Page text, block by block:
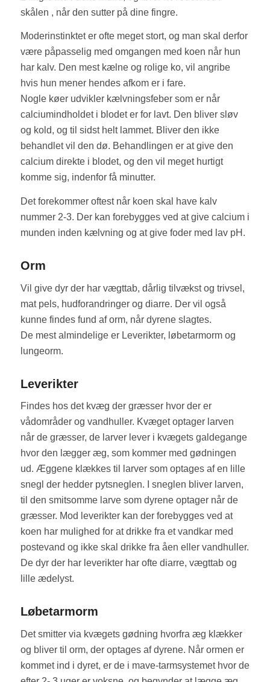
skålen , når den sutter på dine fingre.
Moderinstinktet er ofte meget stort, og man skal derfor
være påpasselig med omgangen med koen når hun
har kalv. Den mest kælne og rolige ko, vil angribe
hvis hun mener hendes afkom er i fare.
Nogle køer udvikler kælvningsfeber som er når
calciumindholdet i blodet er for lavt. Den bliver sløv
og kold, og til sidst helt lammet. Bliver den ikke
behandlet vil den dø. Behandlingen er at give den
calcium direkte i blodet, og den vil meget hurtigt
komme sig, indenfor få minutter.
Det forekommer oftest når koen skal have kalv
nummer 2-3. Der kan forebygges ved at give calcium i
munden inden kælvning og at give foder med lav pH.
Orm
Vil give dyr der har vægttab, dårlig tilvækst og trivsel,
mat pels, hudforandringer og diarre. Der vil også
kunne findes fund af orm, når dyrene slagtes.
De mest almindelige er Leverikter, løbetarmorm og
lungeorm.
Leverikter
Findes hos det kvæg der græsser hvor der er
vådområder og vandhuller. Kvæget optager larven
når de græsser, de larver lever i kvægets galdegange
hvor den lægger æg, som kommer med gødningen
ud. Æggene klækkes til larver som optages af en lille
snegl der hedder pytsneglen. I sneglen bliver larven,
til den smitsomme larve som dyrene optager når de
græsser. Mod leverikter kan der forebygges ved at
koen har mulighed for at drikke fra et vandkar med
postevand og ikke skal drikke fra åen eller vandhuller.
De dyr der har leverikter har ofte diarre, vægttab og
lille ædelyst.
Løbetarmorm
Det smitter via kvægets gødning hvorfra æg klækker
og bliver til orm, der optages af dyrene. Når ormen er
kommet ind i dyret, er de i mave-tarmsystemet hvor de